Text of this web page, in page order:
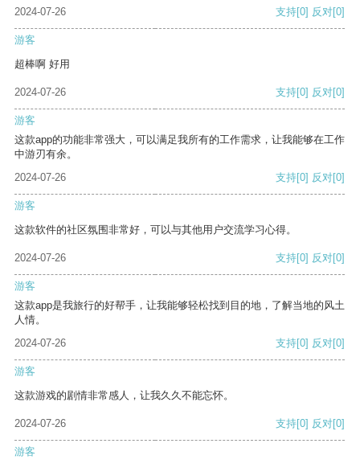
2024-07-26 支持[0] 反对[0]
游客
超棒啊 好用
2024-07-26 支持[0] 反对[0]
游客
这款app的功能非常强大，可以满足我所有的工作需求，让我能够在工作
中游刃有余。
2024-07-26
支持[0] 反对[0]
游客
这款软件的社区氛围非常好，可以与其他用户交流学习心得。
2024-07-26 支持[0] 反对[0]
游客
这款app是我旅行的好帮手，让我能够轻松找到目的地，了解当地的风土
人情。
2024-07-26
支持[0] 反对[0]
游客
这款游戏的剧情非常感人，让我久久不能忘怀。
2024-07-26 支持[0] 反对[0]
游客